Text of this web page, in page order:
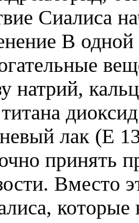
Сиалиса
В одной
натрий,
лак (E
принять
Вместо
которые